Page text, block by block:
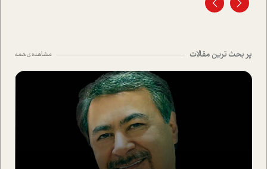
پر بحث ترین مقالات مشاهده ی همه